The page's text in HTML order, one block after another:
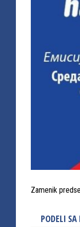
Zamenik
PODELI